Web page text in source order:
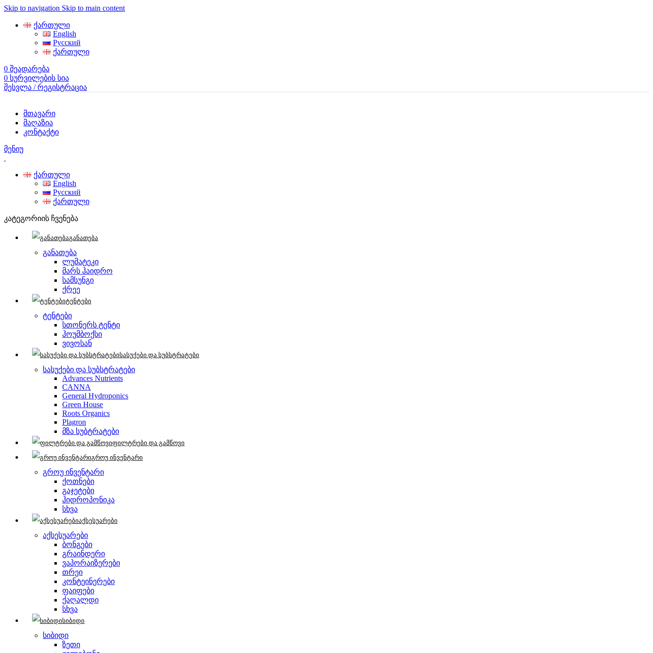
Skip to navigation Skip to main content
ქართული
English
Русский
ქართული
0 შეადარება
0 სურვილების სია
შესვლა / რეგისტრაცია
მთავარი
მაღაზია
კონტაქტი
მენიუ
ქართული
English
Русский
ქართული
კატეგორიის ჩვენება
განათება
განათება
ლუმატეკი
მარს ჰაიდრო
სამსუნგი
ქრეე
ტენტები
ტენტები
სთონერს ტენტი
ჰოუმბოქსი
ვივოსან
სასუქები და სუბსტრატები
სასუქები და სუბსტრატები
Advances Nutrients
CANNA
General Hydroponics
Green House
Roots Organics
Plagron
მზა სუბტრატები
ფილტრები და გამწოვი
გროუ ინვენტარი
გროუ ინვენტარი
ქოთნები
გაჯეტები
ჰიდროპონიკა
სხვა
აქსესუარები
აქსესუარები
ბონგები
გრაინდერი
ვაპორაიზერები
თრეი
კონტეინერები
ფაიფები
ქაღალდი
სხვა
სიბიდი
სიბიდი
ზეთი